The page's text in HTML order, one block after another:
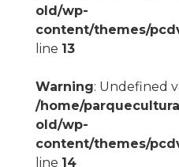
old/wp-
content/themes/
line 13
Warning: Undefined
/home/
old/wp-
content/themes/
line 14